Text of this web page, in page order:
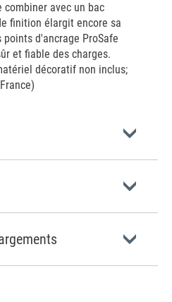
combiner avec un bac
finition élargit encore sa
d'ancrage ProSafe
et fiable des charges.
décoratif non inclus;